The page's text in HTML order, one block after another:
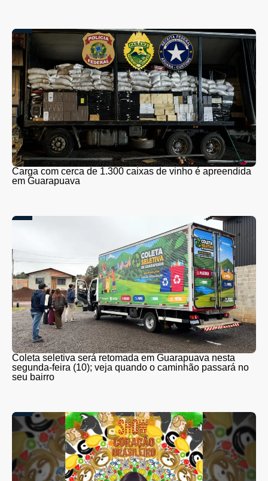
Carga com cerca de 1.300 caixas de vinho é apreendida
em Guarapuava
Coleta seletiva será retomada em Guarapuava nesta
segunda-feira (10); veja quando o caminhão passará no
seu bairro